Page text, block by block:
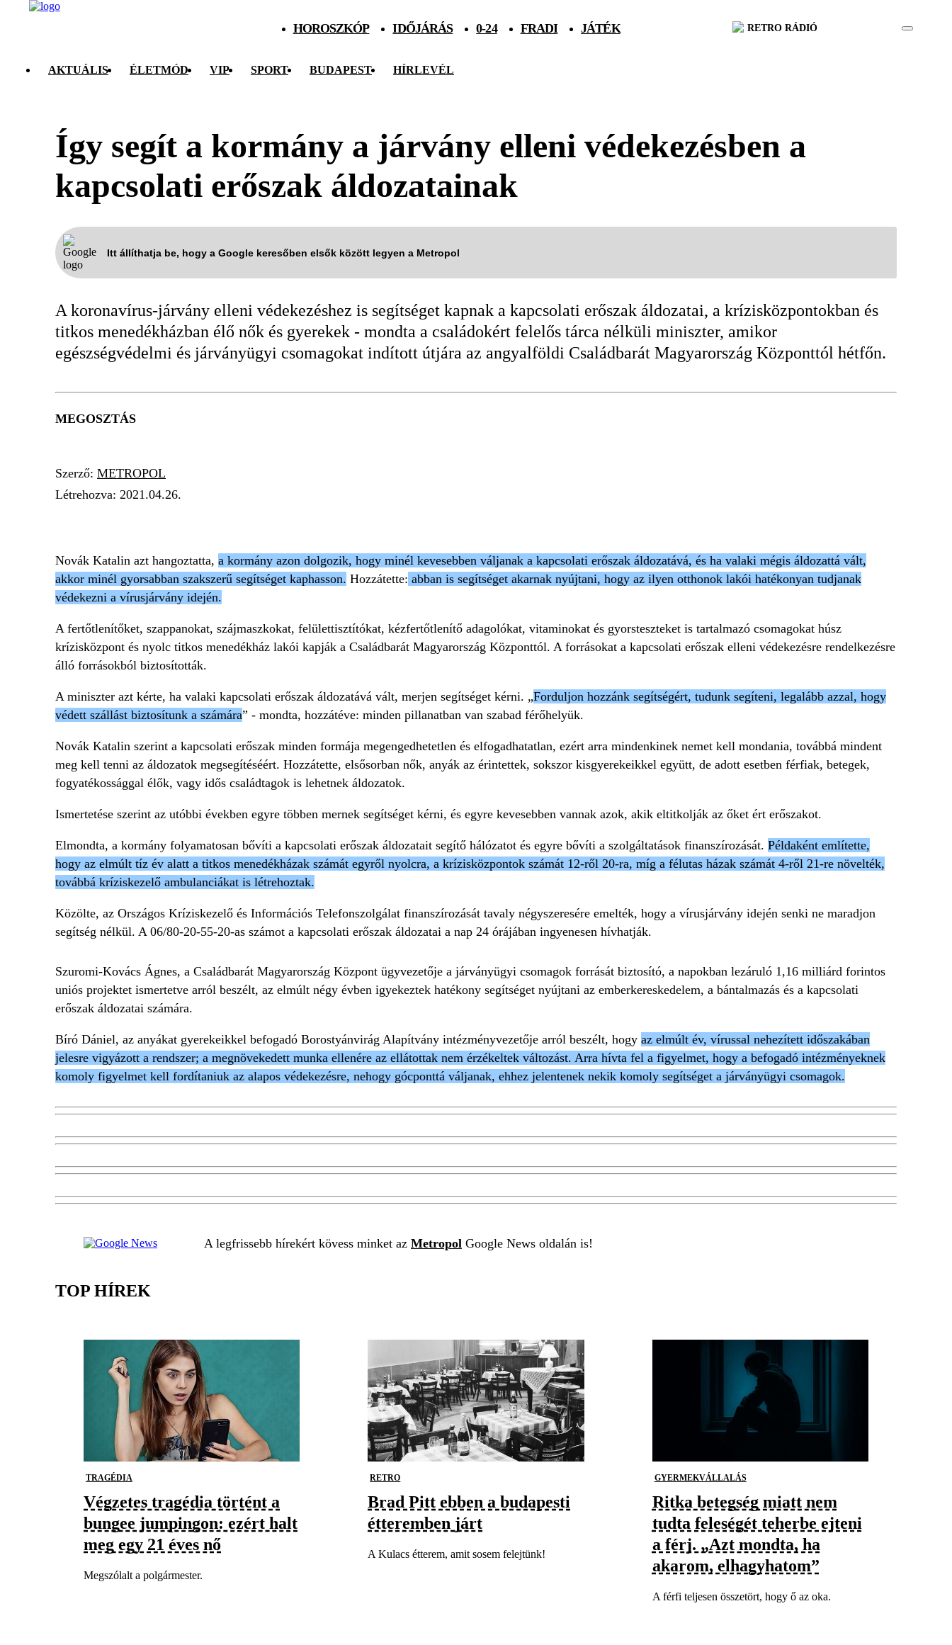
HOROSZKÓP IDŐJÁRÁS 0-24 FRADI JÁTÉK RETRO RÁDIÓ
AKTUÁLIS ÉLETMÓD VIP SPORT BUDAPEST HÍRLEVÉL
Így segít a kormány a járvány elleni védekezésben a
kapcsolati erőszak áldozatainak
Itt állíthatja be, hogy a Google keresőben elsők között legyen a Metropol
A koronavírus-járvány elleni védekezéshez is segítséget kapnak a kapcsolati erőszak áldozatai, a krízisközpontokban és
titkos menedékházban élő nők és gyerekek - mondta a családokért felelős tárca nélküli miniszter, amikor
egészségvédelmi és járványügyi csomagokat indított útjára az angyalföldi Családbarát Magyarország Központtól hétfőn.
MEGOSZTÁS
Szerző: METROPOL
Létrehozva: 2021.04.26.
Novák Katalin azt hangoztatta, a kormány azon dolgozik, hogy minél kevesebben váljanak a kapcsolati erőszak áldozatává, és ha valaki mégis áldozattá vált,
akkor minél gyorsabban szakszerű segítséget kaphasson. Hozzátette: abban is segítséget akarnak nyújtani, hogy az ilyen otthonok lakói hatékonyan tudjanak
védekezni a vírusjárvány idején.
A fertőtlenítőket, szappanokat, szájmaszkokat, felülettisztítókat, kézfertőtlenítő adagolókat, vitaminokat és gyorsteszteket is tartalmazó csomagokat húsz
krízisközpont és nyolc titkos menedékház lakói kapják a Családbarát Magyarország Központtól. A forrásokat a kapcsolati erőszak elleni védekezésre rendelkezésre
álló forrásokból biztosították.
A miniszter azt kérte, ha valaki kapcsolati erőszak áldozatává vált, merjen segítséget kérni. „Forduljon hozzánk segítségért, tudunk segíteni, legalább azzal, hogy
védett szállást biztosítunk a számára” - mondta, hozzátéve: minden pillanatban van szabad férőhelyük.
Novák Katalin szerint a kapcsolati erőszak minden formája megengedhetetlen és elfogadhatatlan, ezért arra mindenkinek nemet kell mondania, továbbá mindent
meg kell tenni az áldozatok megsegítéséért. Hozzátette, elsősorban nők, anyák az érintettek, sokszor kisgyerekeikkel együtt, de adott esetben férfiak, betegek,
fogyatékossággal élők, vagy idős családtagok is lehetnek áldozatok.
Ismertetése szerint az utóbbi években egyre többen mernek segítséget kérni, és egyre kevesebben vannak azok, akik eltitkolják az őket ért erőszakot.
Elmondta, a kormány folyamatosan bővíti a kapcsolati erőszak áldozatait segítő hálózatot és egyre bővíti a szolgáltatások finanszírozását. Példaként említette,
hogy az elmúlt tíz év alatt a titkos menedékházak számát egyről nyolcra, a krízisközpontok számát 12-ről 20-ra, míg a félutas házak számát 4-ről 21-re növelték,
továbbá kríziskezelő ambulanciákat is létrehoztak.
Közölte, az Országos Kríziskezelő és Információs Telefonszolgálat finanszírozását tavaly négyszeresére emelték, hogy a vírusjárvány idején senki ne maradjon
segítség nélkül. A 06/80-20-55-20-as számot a kapcsolati erőszak áldozatai a nap 24 órájában ingyenesen hívhatják.
Szuromi-Kovács Ágnes, a Családbarát Magyarország Központ ügyvezetője a járványügyi csomagok forrását biztosító, a napokban lezáruló 1,16 milliárd forintos
uniós projektet ismertetve arról beszélt, az elmúlt négy évben igyekeztek hatékony segítséget nyújtani az emberkereskedelem, a bántalmazás és a kapcsolati
erőszak áldozatai számára.
Bíró Dániel, az anyákat gyerekeikkel befogadó Borostyánvirág Alapítvány intézményvezetője arról beszélt, hogy az elmúlt év, vírussal nehezített időszakában
jelesre vigyázott a rendszer; a megnövekedett munka ellenére az ellátottak nem érzékeltek változást. Arra hívta fel a figyelmet, hogy a befogadó intézményeknek
komoly figyelmet kell fordítaniuk az alapos védekezésre, nehogy gócponttá váljanak, ehhez jelentenek nekik komoly segítséget a járványügyi csomagok.
A legfrissebb hírekért kövess minket az Metropol Google News oldalán is!
TOP HÍREK
TRAGÉDIA
Végzetes tragédia történt a
bungee jumpingon: ezért halt
meg egy 21 éves nő
Megszólalt a polgármester.
RETRO
Brad Pitt ebben a budapesti
étteremben járt
A Kulacs étterem, amit sosem felejtünk!
GYERMEKVÁLLALÁS
Ritka betegség miatt nem
tudta feleségét teherbe ejteni
a férj. „Azt mondta, ha
akarom, elhagyhatom”
A férfi teljesen összetört, hogy ő az oka.